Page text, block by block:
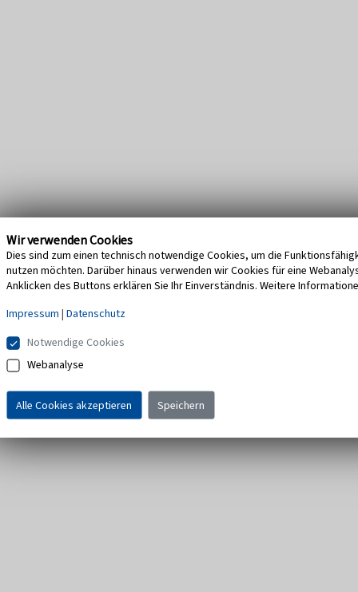
Wir verwenden Cookies
Dies sind zum einen technisch notwendige Cookies, um die
nutzen möchten. Darüber hinaus verwenden wir Cookies für eine
Anklicken des Buttons erklären Sie Ihr Einverständnis. Weitere
Impressum | Datenschutz
Notwendige Cookies
Webanalyse
Alle Cookies akzeptieren Speichern